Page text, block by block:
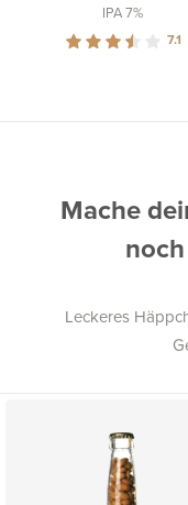
IPA 7%
7.1
Mache
Leckeres